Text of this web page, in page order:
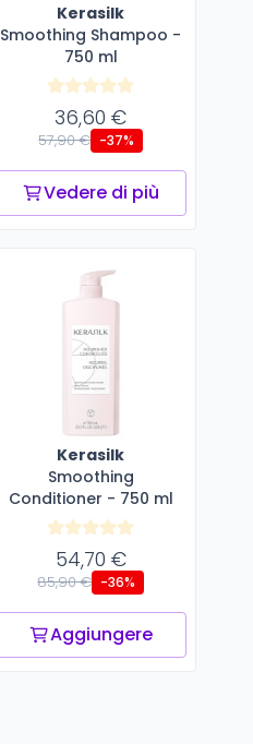
Kerasilk
Smoothing Shampoo -
750 ml
36,60 €
57,90 € -37%
Vedere di più
Kerasilk
Smoothing
Conditioner - 750 ml
54,70 €
85,90 € -36%
Aggiungere